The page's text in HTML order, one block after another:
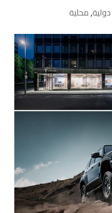
دولية,محلية